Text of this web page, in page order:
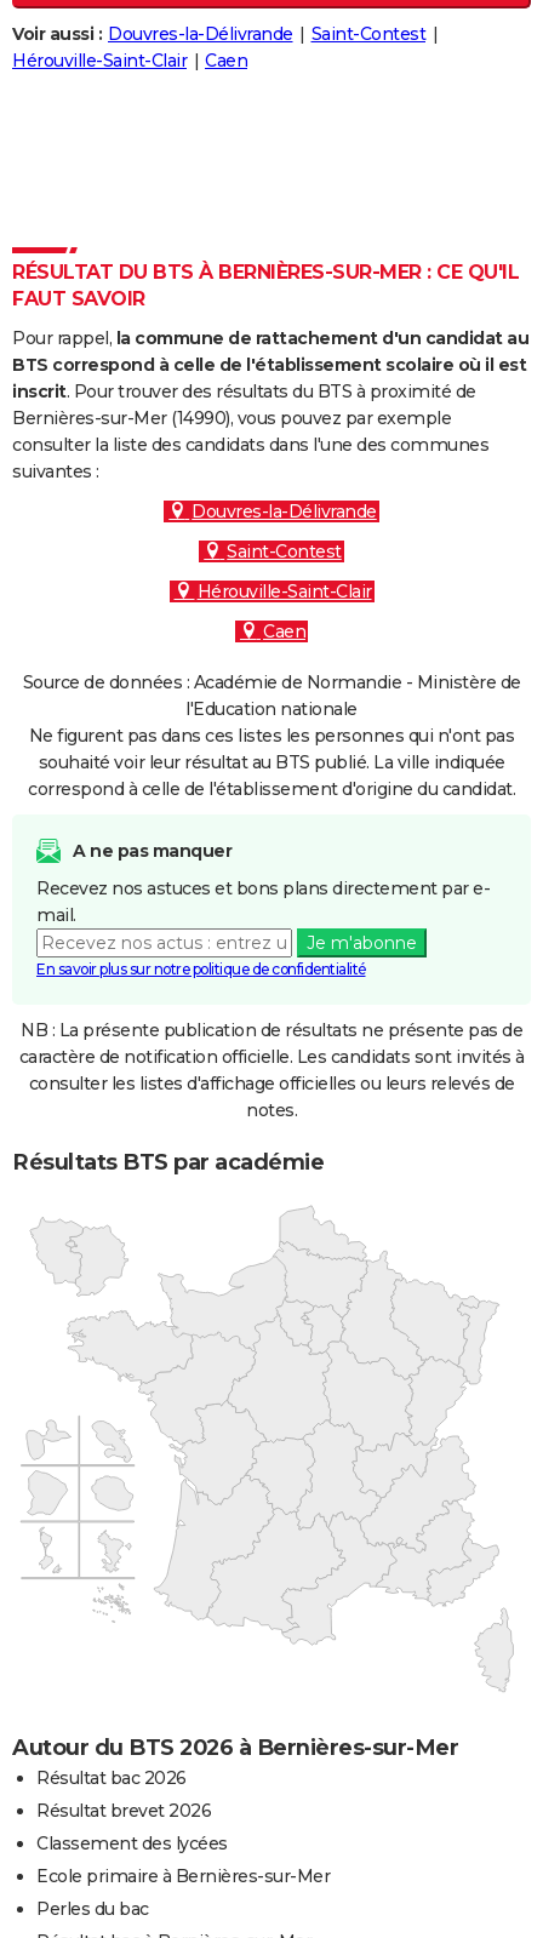
Destinations
City break
Voyage nature
Voyage de noces
Forum
Climat
+
PHOTO
Dictionnaire
Biographies
Citations
Expressions
Proverbes
PROGRAMME TV
S'inscrire
Se connecter
Lycées
Collèges
Primaires
Universités
Entreprises
Service militaire
Avis de recherche
AVIS DE DÉCÈS
FORUM
Bricolage
Lifestyle
Culture
Sport
Auto
Television
Voyage
Cinema
Voir aussi : Douvres-la-Délivrande
Saint-Contest
Hérouville-Saint-Clair
Caen
RÉSULTAT DU BTS À BERNIÈRES-SUR-MER : CE QU'IL
FAUT SAVOIR
Pour rappel, la commune de rattachement d'un candidat au
BTS correspond à celle de l'établissement scolaire où il est
inscrit. Pour trouver des résultats du BTS à proximité de
Bernières-sur-Mer (14990), vous pouvez par exemple
consulter la liste des candidats dans l'une des communes
suivantes :
Douvres-la-Délivrande
Saint-Contest
Hérouville-Saint-Clair
Caen
Source de données : Académie de Normandie - Ministère de
l'Education nationale
Ne figurent pas dans ces listes les personnes qui n'ont pas
souhaité voir leur résultat au BTS publié. La ville indiquée
correspond à celle de l'établissement d'origine du candidat.
A ne pas manquer
Recevez nos astuces et bons plans directement par e-
mail.
Je m'abonne
En savoir plus sur notre politique de confidentialité
NB : La présente publication de résultats ne présente pas de
caractère de notification officielle. Les candidats sont invités à
consulter les listes d'affichage officielles ou leurs relevés de
notes.
Résultats BTS par académie
Autour du BTS 2026 à Bernières-sur-Mer
Résultat bac 2026
Résultat brevet 2026
Classement des lycées
Ecole primaire à Bernières-sur-Mer
Perles du bac